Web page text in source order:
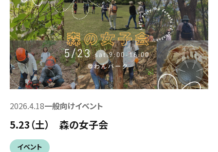
2026.4.18一般向けイベント
5.23（土） 森の女子会
イベント